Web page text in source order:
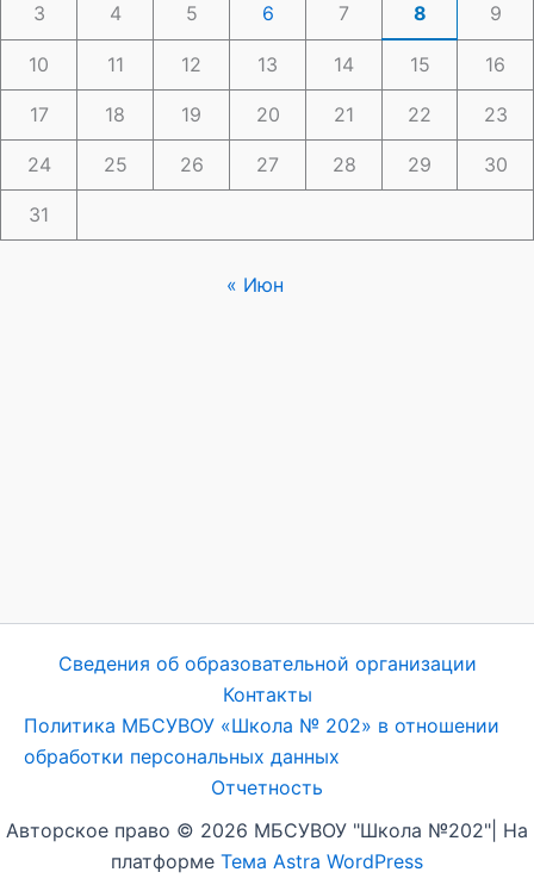
3 4 5 6 7 8 9
10 11 12 13 14 15 16
17 18 19 20 21 22 23
24 25 26 27 28 29 30
31
« Июн
Сведения об образовательной организации
Контакты
Политика МБСУВОУ «Школа № 202» в отношении
обработки персональных данных
Отчетность
Авторское право © 2026 МБСУВОУ "Школа №202"| На
платформе Тема Astra WordPress